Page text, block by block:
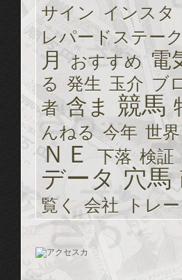
サイン インスタ
レパードステー
月 おすすめ 電
る 発生 玉介 ブ
者 含ま 競馬
んねる 今年 世界
ＮＥ 下落 検証
データ 穴馬
覧く 会社 トレ